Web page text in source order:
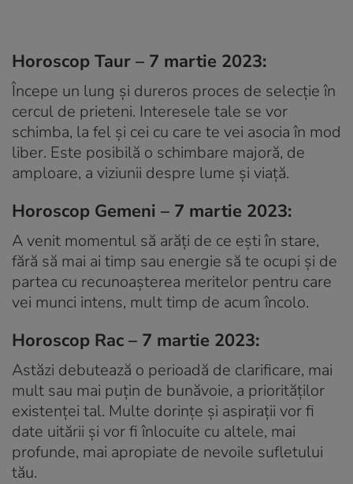
Horoscop Taur – 7 martie 2023:
Începe un lung și dureros proces de selecție în
cercul de prieteni. Interesele tale se vor
schimba, la fel și cei cu care te vei asocia în mod
liber. Este posibilă o schimbare majoră, de
amploare, a viziunii despre lume și viață.
Horoscop Gemeni – 7 martie 2023:
A venit momentul să arăți de ce ești în stare,
fără să mai ai timp sau energie să te ocupi și de
partea cu recunoașterea meritelor pentru care
vei munci intens, mult timp de acum încolo.
Horoscop Rac – 7 martie 2023:
Astăzi debutează o perioadă de clarificare, mai
mult sau mai puțin de bunăvoie, a priorităților
existenței tal. Multe dorințe și aspirații vor fi
date uitării și vor fi înlocuite cu altele, mai
profunde, mai apropiate de nevoile sufletului
tău.